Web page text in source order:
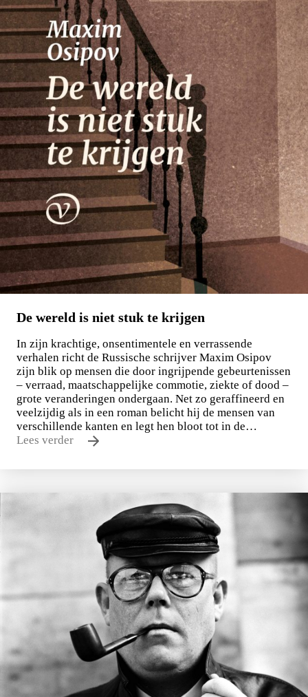
Nico Dros
Willem die Madoc maakte
€29,00
LEES MEER
De wereld is niet stuk te krijgen
In zijn krachtige, onsentimentele en verrassende
verhalen richt de Russische schrijver Maxim Osipov
zijn blik op mensen die door ingrijpende gebeurtenissen
– verraad, maatschappelijke commotie, ziekte of dood –
grote veranderingen ondergaan. Net zo geraffineerd en
veelzijdig als in een roman belicht hij de mensen van
verschillende kanten en legt hen bloot tot in de…
Lees verder